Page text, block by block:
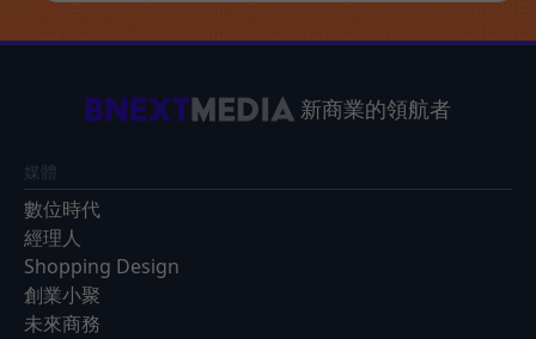
新商業的領航者
媒體
數位時代
經理人
Shopping Design
創業小聚
未來商務